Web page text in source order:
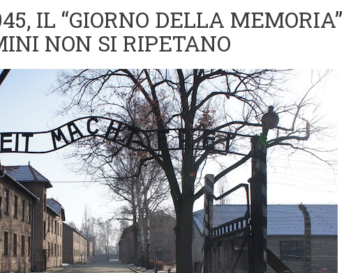
IL “GIORNO DELLA MEMORIA”
NON SI RIPETANO